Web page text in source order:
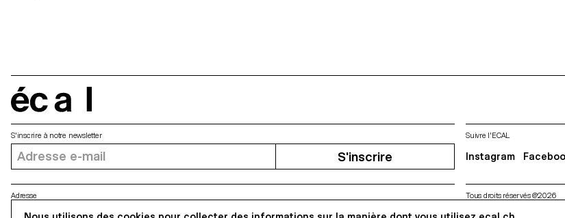
Adresse
S'inscrire à notre newsletter
S'inscrire
Suivre l'ECAL
Instagram
Tous droits réservés @2026